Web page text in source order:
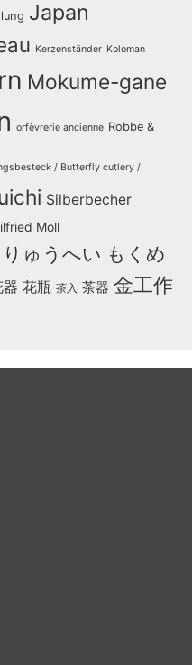
Japan
Kerzenständer Koloman
Mokume-gane
orfèvrerie ancienne Robbe &
/ Butterfly cutlery /
Silberbecher
Moll
ゅうへい もくめ
器 花瓶 茶入 茶器 金工作